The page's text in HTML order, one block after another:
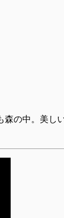
森の中。美し